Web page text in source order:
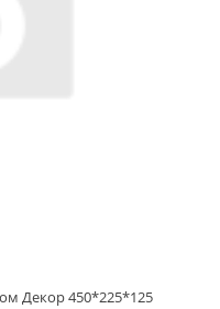
Декор 450*225*125